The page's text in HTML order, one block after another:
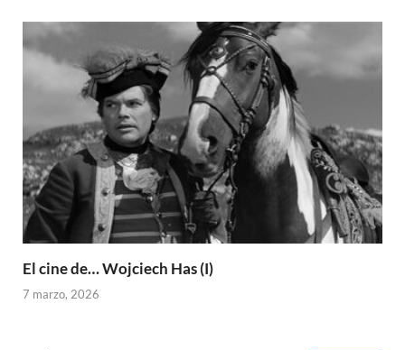
El cine de… Wojciech Has (I)
7 marzo, 2026